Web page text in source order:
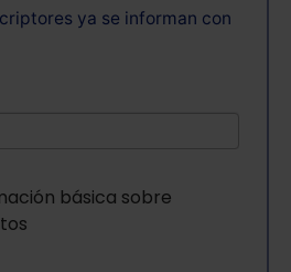
ya se informan con
básica sobre